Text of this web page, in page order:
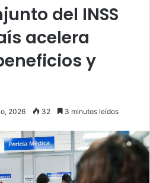
del INSS
acelera
y
2026 32 3 minutos leídos